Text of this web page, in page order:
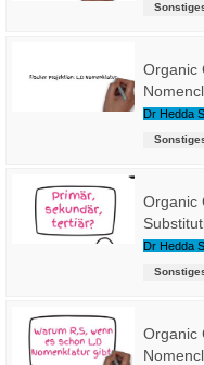
Organic
Dr Hedda
Organic
Dr Hedda
Organic